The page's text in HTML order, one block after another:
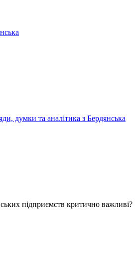
думки та аналітика з Бердянська
підприємств критично важливі?